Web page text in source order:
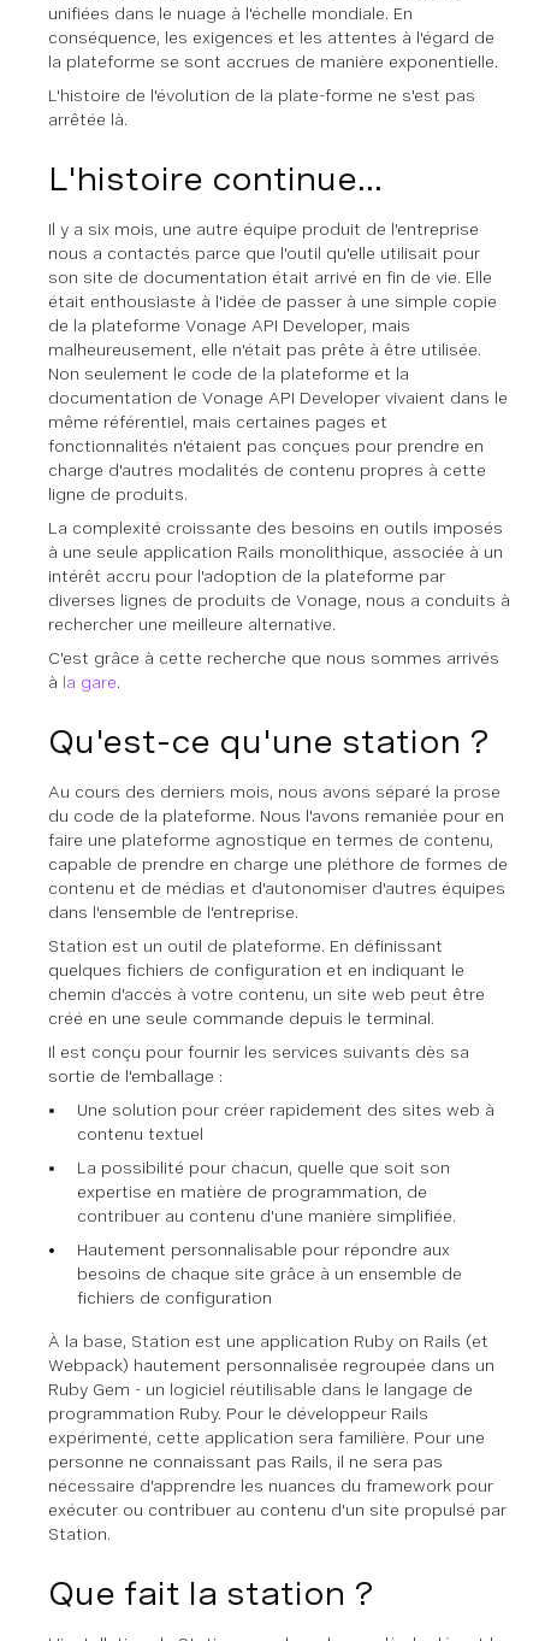
unifiées dans le nuage à l'échelle mondiale. En
conséquence, les exigences et les attentes à l'égard de
la plateforme se sont accrues de manière exponentielle.
L'histoire de l'évolution de la plate-forme ne s'est pas
arrêtée là.
L'histoire continue...
Il y a six mois, une autre équipe produit de l'entreprise
nous a contactés parce que l'outil qu'elle utilisait pour
son site de documentation était arrivé en fin de vie. Elle
était enthousiaste à l'idée de passer à une simple copie
de la plateforme Vonage API Developer, mais
malheureusement, elle n'était pas prête à être utilisée.
Non seulement le code de la plateforme et la
documentation de Vonage API Developer vivaient dans le
même référentiel, mais certaines pages et
fonctionnalités n'étaient pas conçues pour prendre en
charge d'autres modalités de contenu propres à cette
ligne de produits.
La complexité croissante des besoins en outils imposés
à une seule application Rails monolithique, associée à un
intérêt accru pour l'adoption de la plateforme par
diverses lignes de produits de Vonage, nous a conduits à
rechercher une meilleure alternative.
C'est grâce à cette recherche que nous sommes arrivés
à la gare.
Qu'est-ce qu'une station ?
Au cours des derniers mois, nous avons séparé la prose
du code de la plateforme. Nous l'avons remaniée pour en
faire une plateforme agnostique en termes de contenu,
capable de prendre en charge une pléthore de formes de
contenu et de médias et d'autonomiser d'autres équipes
dans l'ensemble de l'entreprise.
Station est un outil de plateforme. En définissant
quelques fichiers de configuration et en indiquant le
chemin d'accès à votre contenu, un site web peut être
créé en une seule commande depuis le terminal.
Il est conçu pour fournir les services suivants dès sa
sortie de l'emballage :
Une solution pour créer rapidement des sites web à
contenu textuel
La possibilité pour chacun, quelle que soit son
expertise en matière de programmation, de
contribuer au contenu d'une manière simplifiée.
Hautement personnalisable pour répondre aux
besoins de chaque site grâce à un ensemble de
fichiers de configuration
À la base, Station est une application Ruby on Rails (et
Webpack) hautement personnalisée regroupée dans un
Ruby Gem - un logiciel réutilisable dans le langage de
programmation Ruby. Pour le développeur Rails
expérimenté, cette application sera familière. Pour une
personne ne connaissant pas Rails, il ne sera pas
nécessaire d'apprendre les nuances du framework pour
exécuter ou contribuer au contenu d'un site propulsé par
Station.
Que fait la station ?